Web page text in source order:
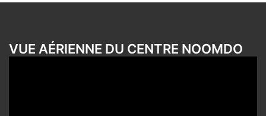
VUE AÉRIENNE DU CENTRE NOOMDO